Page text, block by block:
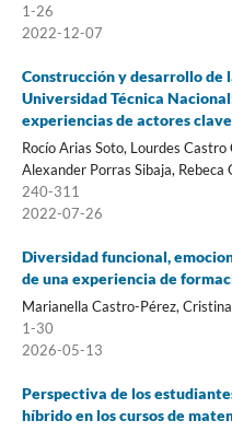
1-26
2022-12-07
Construcción y desarrollo de
Universidad Técnica
experiencias de actores
Rocío Arias Soto, Lourdes
Alexander Porras Sibaja, Rebeca
240-311
2022-07-26
Diversidad funcional,
de una experiencia de
Marianella Castro-Pérez,
1-30
2026-05-13
Perspectiva de los
híbrido en los cursos de